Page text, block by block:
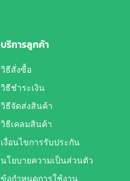
บริการลูกค้า
วิธีสั่งซื้อ
วิธีชำระเงิน
วิธีจัดส่งสินค้า
วิธีเคลมสินค้า
เงื่อนไขการรับประกัน
นโยบายความเป็นส่วนตัว